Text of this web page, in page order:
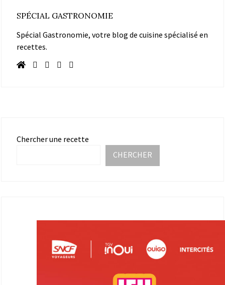
SPÉCIAL GASTRONOMIE
Spécial Gastronomie, votre blog de cuisine spécialisé en
recettes.
Chercher une recette
CHERCHER